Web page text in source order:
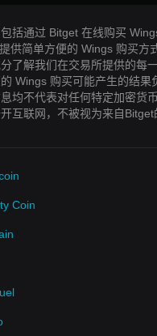
括通过 Bitget 在线购买
供简单方便的 Wings 购买方
了解我们在交易所提供的每
Wings 购买可能产生的结果
均不代表对任何特定加密货
互联网，不被视为来自Bitget
Coin